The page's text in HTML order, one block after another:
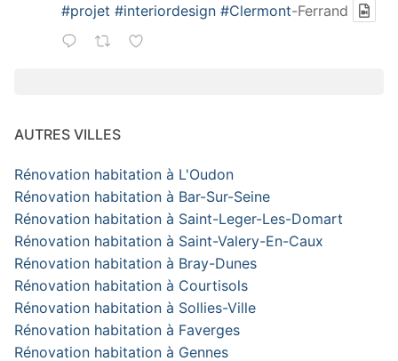
#projet #interiordesign #Clermont-Ferrand
AUTRES VILLES
Rénovation habitation à L'Oudon
Rénovation habitation à Bar-Sur-Seine
Rénovation habitation à Saint-Leger-Les-Domart
Rénovation habitation à Saint-Valery-En-Caux
Rénovation habitation à Bray-Dunes
Rénovation habitation à Courtisols
Rénovation habitation à Sollies-Ville
Rénovation habitation à Faverges
Rénovation habitation à Gennes